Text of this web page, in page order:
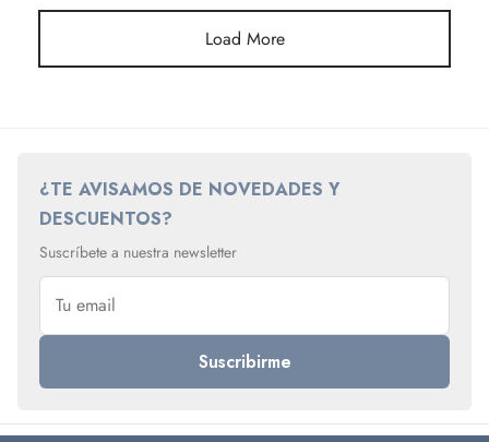
Load More
¿TE AVISAMOS DE NOVEDADES Y
DESCUENTOS?
Suscríbete a nuestra newsletter